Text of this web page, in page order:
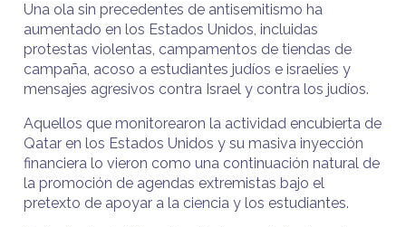
Una ola sin precedentes de antisemitismo ha
aumentado en los Estados Unidos, incluidas
protestas violentas, campamentos de tiendas de
campaña, acoso a estudiantes judíos e israelíes y
mensajes agresivos contra Israel y contra los judíos.
Aquellos que monitorearon la actividad encubierta de
Qatar en los Estados Unidos y su masiva inyección
financiera lo vieron como una continuación natural de
la promoción de agendas extremistas bajo el
pretexto de apoyar a la ciencia y los estudiantes.